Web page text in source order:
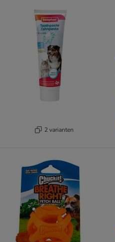
2 varianten